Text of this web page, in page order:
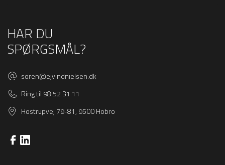
HAR DU
SPØRGSMÅL?
soren@ejvindnielsen.dk
Ring til 98 52 31 11
Hostrupvej 79-81, 9500 Hobro